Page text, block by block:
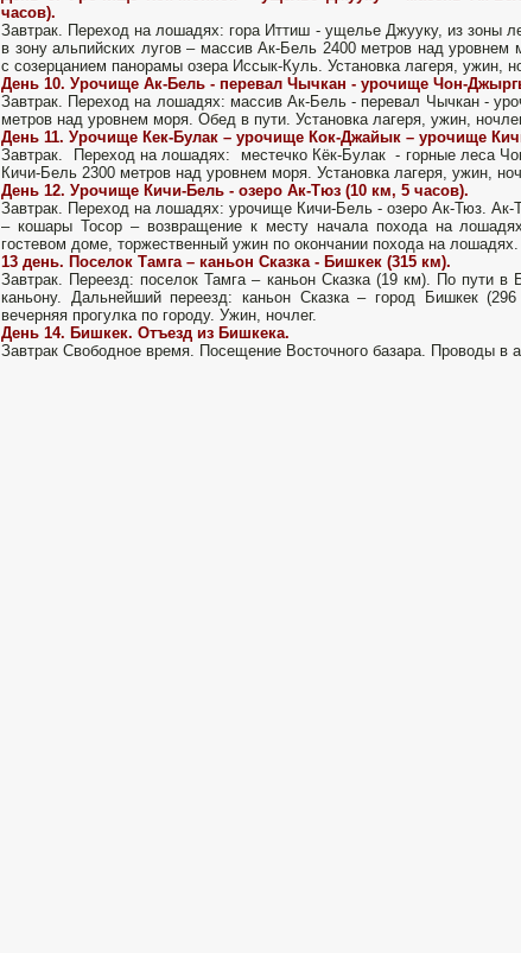
часов).
Завтрак. Переход на лошадях: гора Иттиш - ущелье Джууку, из зоны
в зону альпийских лугов – массив Ак-Бель 2400 метров над уровнем
с созерцанием панорамы озера Иссык-Куль. Установка лагеря, ужин,
День 10. Урочище Ак-Бель - перевал Чычкан - урочище Чон-
Завтрак. Переход на лошадях: массив Ак-Бель - перевал Чычкан -
метров над уровнем моря. Обед в пути. Установка лагеря, ужин,
День 11. Урочище Кек-Булак – урочище Кок-Джайык – урочище
Завтрак. Переход на лошадях: местечко Кёк-Булак - горные леса
Кичи-Бель 2300 метров над уровнем моря. Установка лагеря, ужин,
День 12. Урочище Кичи-Бель - озеро Ак-Тюз (10 км, 5 часов).
Завтрак. Переход на лошадях: урочище Кичи-Бель - озеро Ак-Тюз. Ак-
– кошары Тосор – возвращение к месту начала похода на
гостевом доме, торжественный ужин по окончании похода на
13 день. Поселок Тамга – каньон Сказка - Бишкек (315 км).
Завтрак. Переезд: поселок Тамга – каньон Сказка (19 км). По пути в
каньону. Дальнейший переезд: каньон Сказка – город Бишкек
вечерняя прогулка по городу. Ужин, ночлег.
День 14. Бишкек. Отъезд из Бишкека.
Завтрак Свободное время. Посещение Восточного базара. Проводы